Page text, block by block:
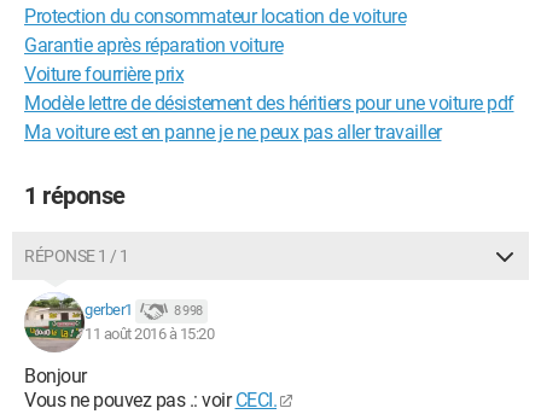
Protection du consommateur location de voiture
Garantie après réparation voiture
Voiture fourrière prix
Modèle lettre de désistement des héritiers pour une voiture pdf
Ma voiture est en panne je ne peux pas aller travailler
1 réponse
RÉPONSE 1 / 1
gerber1 8 998
11 août 2016 à 15:20
Bonjour
Vous ne pouvez pas .: voirCECI.